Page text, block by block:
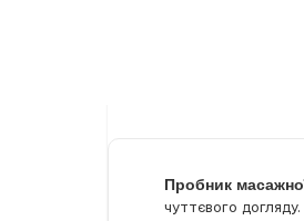
Пробник
чуттєвого